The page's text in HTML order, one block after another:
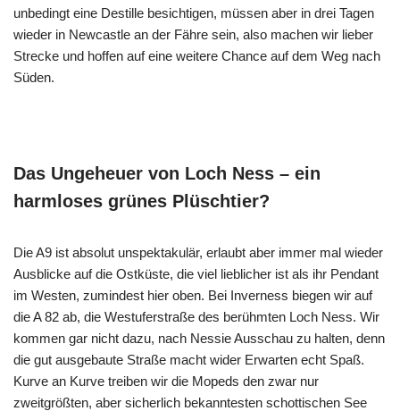
unbedingt eine Destille besichtigen, müssen aber in drei Tagen
wieder in Newcastle an der Fähre sein, also machen wir lieber
Strecke und hoffen auf eine weitere Chance auf dem Weg nach
Süden.
Das Ungeheuer von Loch Ness – ein
harmloses grünes Plüschtier?
Die A9 ist absolut unspektakulär, erlaubt aber immer mal wieder
Ausblicke auf die Ostküste, die viel lieblicher ist als ihr Pendant
im Westen, zumindest hier oben. Bei Inverness biegen wir auf
die A 82 ab, die Westuferstraße des berühmten Loch Ness. Wir
kommen gar nicht dazu, nach Nessie Ausschau zu halten, denn
die gut ausgebaute Straße macht wider Erwarten echt Spaß.
Kurve an Kurve treiben wir die Mopeds den zwar nur
zweitgrößten, aber sicherlich bekanntesten schottischen See